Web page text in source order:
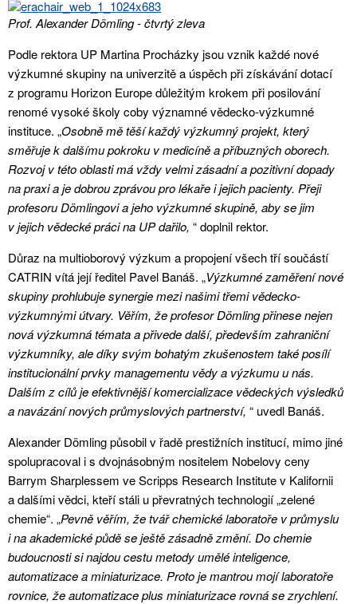
Prof. Alexander Dömling - čtvrtý zleva
Podle rektora UP Martina Procházky jsou vznik každé nové
výzkumné skupiny na univerzitě a úspěch při získávání dotací
z programu Horizon Europe důležitým krokem při posilování
renomé vysoké školy coby významné vědecko-výzkumné
instituce. „Osobně mě těší každý výzkumný projekt, který
směřuje k dalšímu pokroku v medicíně a příbuzných oborech.
Rozvoj v této oblasti má vždy velmi zásadní a pozitivní dopady
na praxi a je dobrou zprávou pro lékaře i jejich pacienty. Přeji
profesoru Dömlingovi a jeho výzkumné skupině, aby se jim
v jejich vědecké práci na UP dařilo, “ doplnil rektor.
Důraz na multioborový výzkum a propojení všech tří součástí
CATRIN vítá její ředitel Pavel Banáš. „Výzkumné zaměření nové
skupiny prohlubuje synergie mezi našimi třemi vědecko-
výzkumnými útvary. Věřím, že profesor Dömling přinese nejen
nová výzkumná témata a přivede další, především zahraniční
výzkumníky, ale díky svým bohatým zkušenostem také posílí
institucionální prvky managementu vědy a výzkumu u nás.
Dalším z cílů je efektivnější komercializace vědeckých výsledků
a navázání nových průmyslových partnerství, “ uvedl Banáš.
Alexander Dömling působil v řadě prestižních institucí, mimo jiné
spolupracoval i s dvojnásobným nositelem Nobelovy ceny
Barrym Sharplessem ve Scripps Research Institute v Kalifornii
a dalšími vědci, kteří stáli u převratných technologií „zelené
chemie“. „Pevně věřím, že tvář chemické laboratoře v průmyslu
i na akademické půdě se ještě zásadně změní. Do chemie
budoucnosti si najdou cestu metody umělé inteligence,
automatizace a miniaturizace. Proto je mantrou mojí laboratoře
rovnice, že automatizace plus miniaturizace rovná se zrychlení.